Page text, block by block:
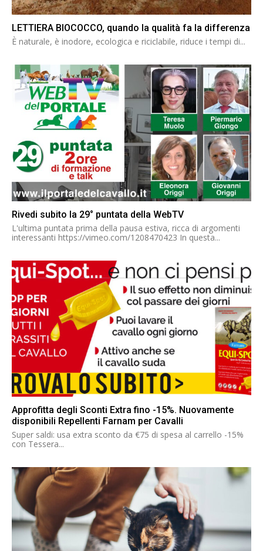
LETTIERA BIOCOCCO, quando la qualità fa la differenza
È naturale, è inodore, ecologica e riciclabile, riduce i tempi di...
Rivedi subito la 29° puntata della WebTV
L'ultima puntata prima della pausa estiva, ricca di argomenti
interessanti https://vimeo.com/1208470423 In questa...
Approfitta degli Sconti Extra fino -15%. Nuovamente
disponibili Repellenti Farnam per Cavalli
Super saldi: usa extra sconto da €75 di spesa al carrello -15%
con Tessera...